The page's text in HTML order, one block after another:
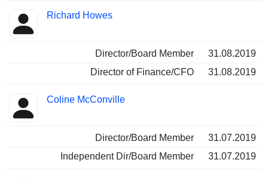
Richard Howes
Director/Board Member
31.08.2019
Director of Finance/CFO
31.08.2019
Coline McConville
Director/Board Member
31.07.2019
Independent Dir/Board Member
31.07.2019